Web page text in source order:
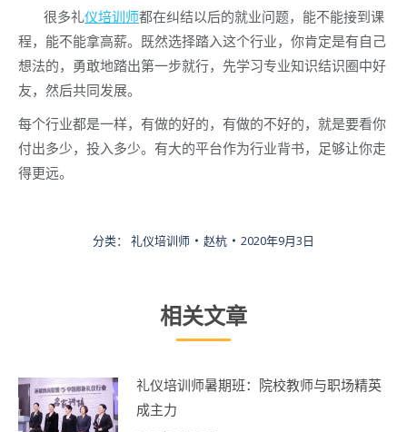
很多礼仪培训师都在纠结以后的就业问题，能不能接到课
程，能不能拿高薪。既然选择踏入这个行业，你肯定是有自己
想法的，勇敢地踏出第一步就行，先学习专业知识结识圈中好
友，然后共同发展。
每个行业都是一样，有做的好的，有做的不好的，就是要看你
付出多少，投入多少。有大的平台作为行业背书，足够让你走
得更远。
分类： 礼仪培训师 赵杭 2020年9月3日
相关文章
礼仪培训师暑期班：院校教师与职场精英
成主力